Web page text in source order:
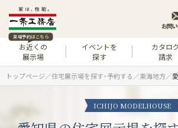
来場予約はこちら
お近くの
展示場
イベントを
探す
カタロ
請求
お問
トップページ 住宅展示場を探す・予約する 東海地方
ICHIJO MODELHOUSE